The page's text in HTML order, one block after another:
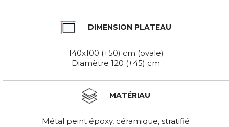
DIMENSION PLATEAU
140x100 (+50) cm (ovale)
Diamètre 120 (+45) cm
MATÉRIAU
Métal peint époxy, céramique, stratifié